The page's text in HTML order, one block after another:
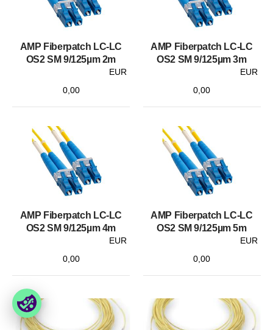
AMP Fiberpatch LC-LC
OS2 SM 9/125µm 2m
EUR
0,00
AMP Fiberpatch LC-LC
OS2 SM 9/125µm 3m
EUR
0,00
AMP Fiberpatch LC-LC
OS2 SM 9/125µm 4m
EUR
0,00
AMP Fiberpatch LC-LC
OS2 SM 9/125µm 5m
EUR
0,00